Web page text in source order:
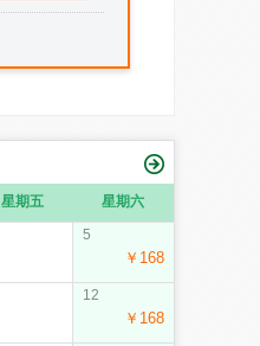
星期五
星期六
5
￥168
12
￥168